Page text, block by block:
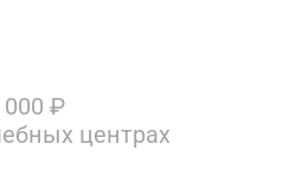
000 ₽
центрах